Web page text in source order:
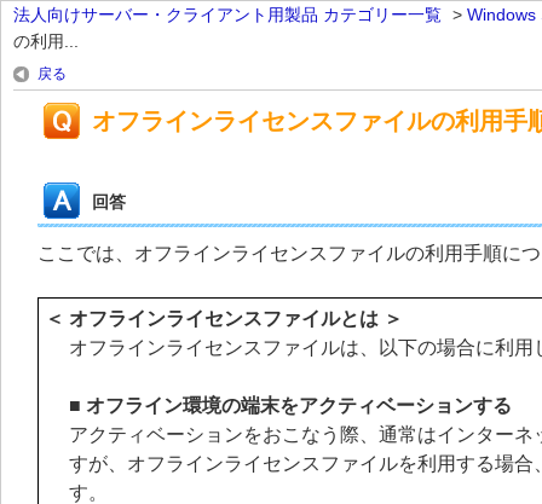
法人向けサーバー・クライアント用製品 カテゴリー一覧 > Windows
の利用...
戻る
オフラインライセンスファイルの利用手
回答
ここでは、オフラインライセンスファイルの利用手順に
＜ オフラインライセンスファイルとは ＞
オフラインライセンスファイルは、以下の場合に利用
■ オフライン環境の端末をアクティベーションする
アクティベーションをおこなう際、通常はインター
すが、オフラインライセンスファイルを利用する場
す。